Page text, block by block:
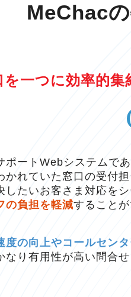
MeChac
を一つに効率的集
ポートWebシステムで
かれていた窓口の受付
したいお客さま対応をシ
の負担を軽減することが
度の向上やコールセン
なり有用性が高い問合